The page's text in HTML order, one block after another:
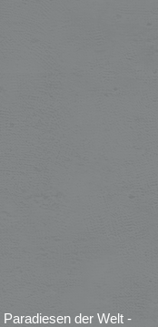
der Welt -